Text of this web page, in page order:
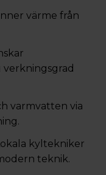
värme från
varmvatten via
kyltekniker
teknik.